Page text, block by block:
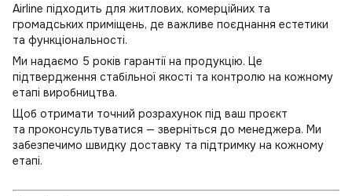
Airline підходить для житлових, комерційних та
громадських приміщень, де важливе поєднання естетики
та функціональності.
Ми надаємо 5 років гарантії на продукцію. Це
підтвердження стабільної якості та контролю на кожному
етапі виробництва.
Щоб отримати точний розрахунок під ваш проєкт
та проконсультуватися — зверніться до менеджера. Ми
забезпечимо швидку доставку та підтримку на кожному
етапі.